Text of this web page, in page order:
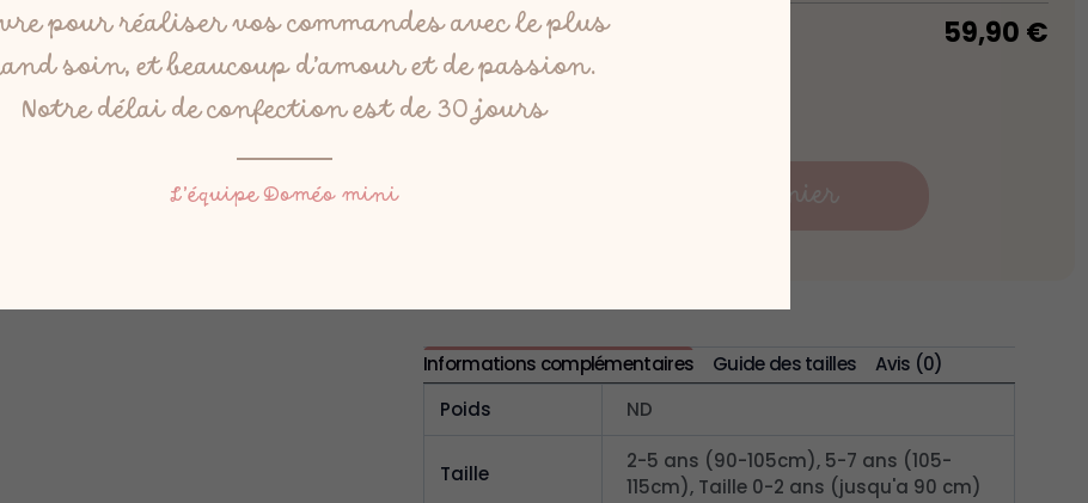
Total 59,90 €
Informations complémentaires Guide des tailles
Avis (0)
Poids
ND
Taille
2-5 ans (90-105cm), 5-7 ans (105-
115cm), Taille 0-2 ans (jusqu'a 90 cm)
pour réaliser vos commandes avec le plus
soin, et beaucoup d’amour et de passion.
Notre délai de confection est de 30 jours
L’équipe Doméo mini